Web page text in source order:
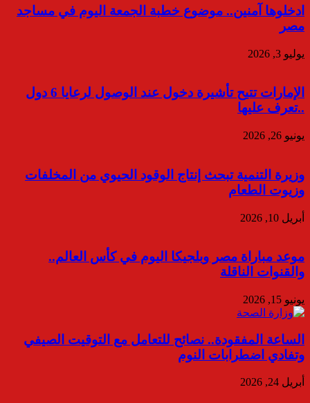
ادخلوها آمنين.. موضوع خطبة الجمعة اليوم في مساجد
مصر
يوليو 3, 2026
الإمارات تتيح تأشيرة دخول عند الوصول لرعايا 6 دول
..تعرف عليها
يونيو 26, 2026
وزيرة التنمية تبحث إنتاج الوقود الحيوي من المخلفات
وزيوت الطعام
أبريل 10, 2026
موعد مباراة مصر وبلجيكا اليوم في كأس العالم..
والقنوات الناقلة
يونيو 15, 2026
الساعة المفقودة.. نصائح للتعامل مع التوقيت الصيفي
وتفادي اضطرابات النوم
أبريل 24, 2026